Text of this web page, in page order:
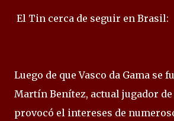
El Tin cerca de seguir en Brasil:
Luego de que Vasco da Gama se
Martín Benítez, actual jugador
provocó el intereses de